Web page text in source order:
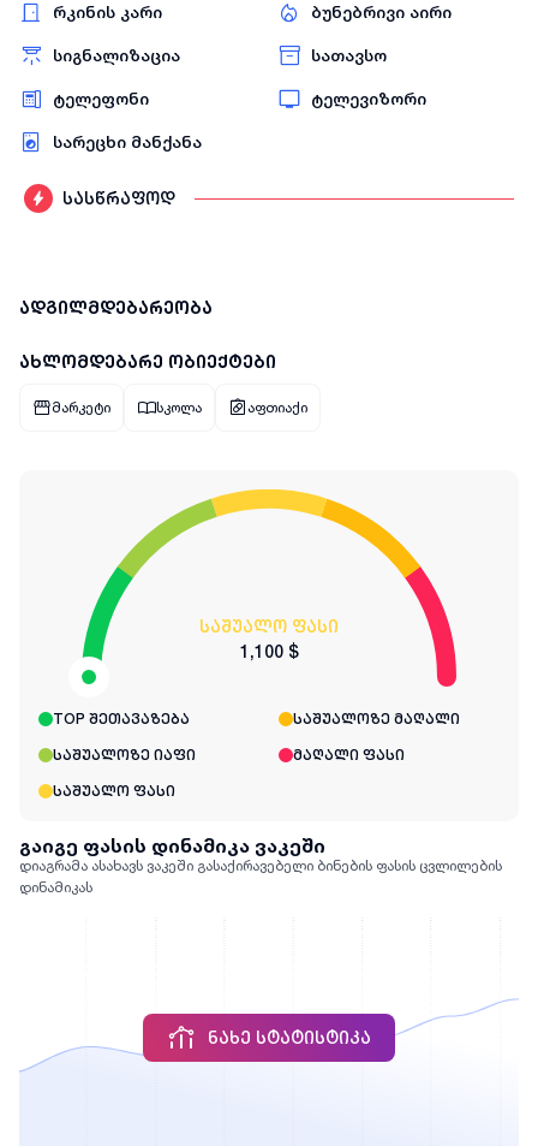
რკინის კარი ბუნებრივი აირი
სიგნალიზაცია სათავსო
ტელეფონი ტელევიზორი
სარეცხი მანქანა
სასწრაფოდ
ადგილმდებარეობა
ახლომდებარე ობიექტები
მარკეტი სკოლა აფთიაქი
საშუალო ფასი
1,100 $
TOP შეთავაზება საშუალოზე მაღალი
საშუალოზე იაფი მაღალი ფასი
საშუალო ფასი
გაიგე ფასის დინამიკა ვაკეში
დიაგრამა ასახავს ვაკეში გასაქირავებელი ბინების ფასის ცვლილების
დინამიკას
ᲜᲐᲮᲔ ᲡᲢᲐᲢᲘᲡᲢᲘᲙᲐ